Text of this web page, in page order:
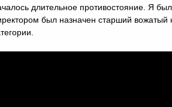
длительное противостояние. Я
был назначен старший